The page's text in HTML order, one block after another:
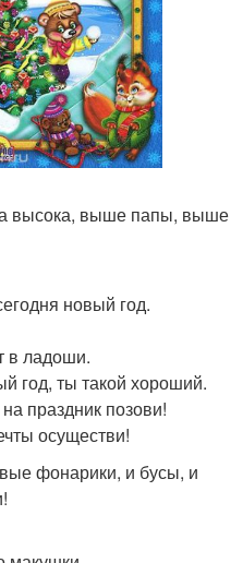
высока, выше папы, выше
новый год.
в ладоши.
год, ты такой хороший.
праздник позови!
осуществи!
фонарики, и бусы, и